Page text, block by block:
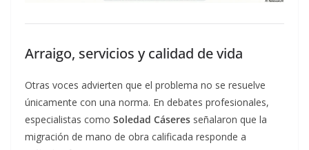
Arraigo, servicios y calidad de vida
Otras voces advierten que el problema no se resuelve
únicamente con una norma. En debates profesionales,
especialistas como Soledad Cáseres señalaron que la
migración de mano de obra calificada responde a